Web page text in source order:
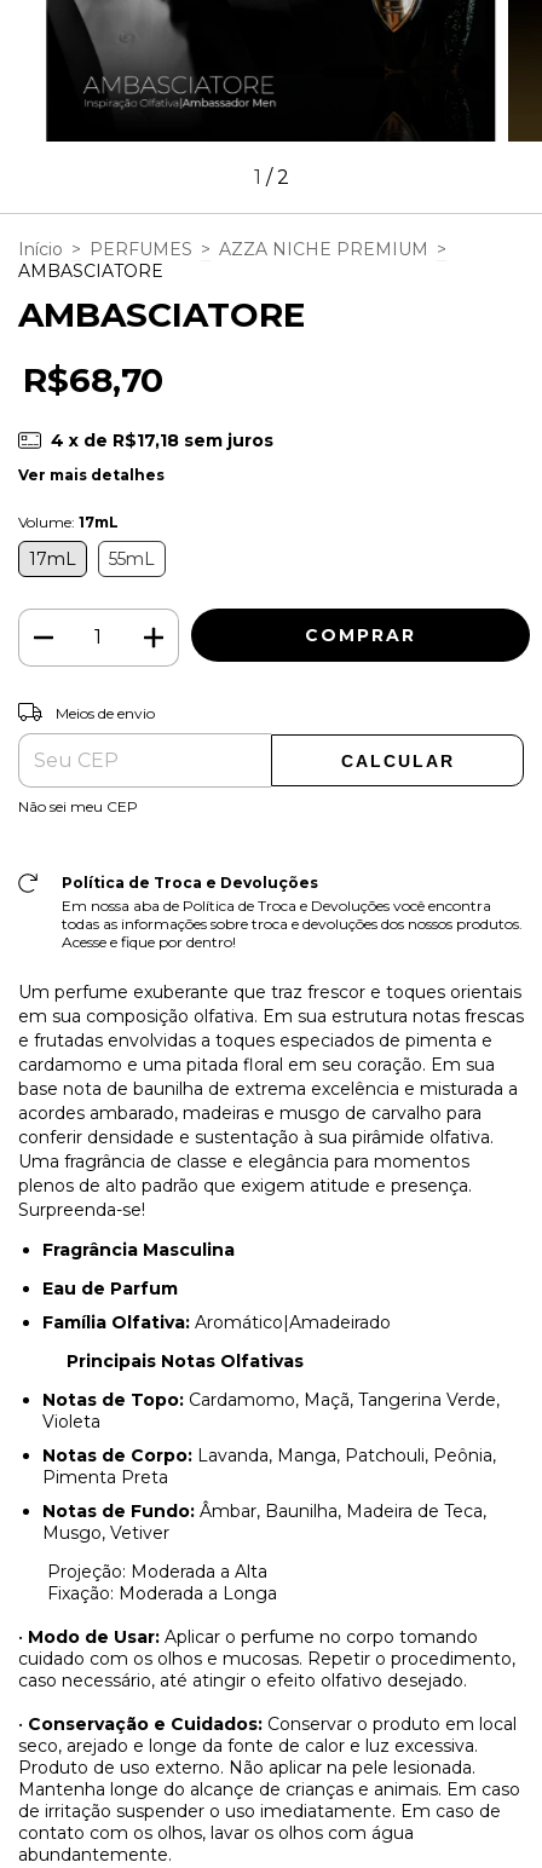
1 /2
Início > PERFUMES > AZZA NICHE PREMIUM >
AMBASCIATORE
AMBASCIATORE
R$68,70
4 x de R$17,18 sem juros
Ver mais detalhes
Volume: 17mL
17mL 55mL
Entregas para o CEP:
Meios de envio
CALCULAR
Não sei meu CEP
Política de Troca e Devoluções
Em nossa aba de Política de Troca e Devoluções você encontra
todas as informações sobre troca e devoluções dos nossos produtos.
Acesse e fique por dentro!
Um perfume exuberante que traz frescor e toques orientais
em sua composição olfativa. Em sua estrutura notas frescas
e frutadas envolvidas a toques especiados de pimenta e
cardamomo e uma pitada floral em seu coração. Em sua
base nota de baunilha de extrema excelência e misturada a
acordes ambarado, madeiras e musgo de carvalho para
conferir densidade e sustentação à sua pirâmide olfativa.
Uma fragrância de classe e elegância para momentos
plenos de alto padrão que exigem atitude e presença.
Surpreenda-se!
Fragrância Masculina
Eau de Parfum
Família Olfativa: Aromático|Amadeirado
Principais Notas Olfativas
Notas de Topo: Cardamomo, Maçã, Tangerina Verde,
Violeta
Notas de Corpo: Lavanda, Manga, Patchouli, Peônia,
Pimenta Preta
Notas de Fundo: Âmbar, Baunilha, Madeira de Teca,
Musgo, Vetiver
Projeção: Moderada a Alta
Fixação: Moderada a Longa
• Modo de Usar: Aplicar o perfume no corpo tomando
cuidado com os olhos e mucosas. Repetir o procedimento,
caso necessário, até atingir o efeito olfativo desejado.
• Conservação e Cuidados: Conservar o produto em local
seco, arejado e longe da fonte de calor e luz excessiva.
Produto de uso externo. Não aplicar na pele lesionada.
Mantenha longe do alcançe de crianças e animais. Em caso
de irritação suspender o uso imediatamente. Em caso de
contato com os olhos, lavar os olhos com água
abundantemente.